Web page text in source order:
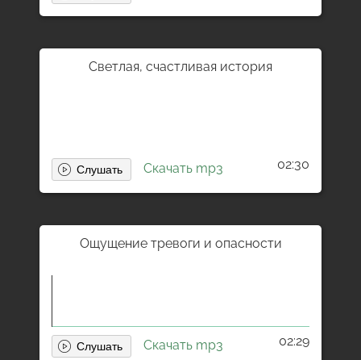
Светлая, счастливая история
Скачать mp3 02:30
Ощущение тревоги и опасности
Скачать mp3 02:29